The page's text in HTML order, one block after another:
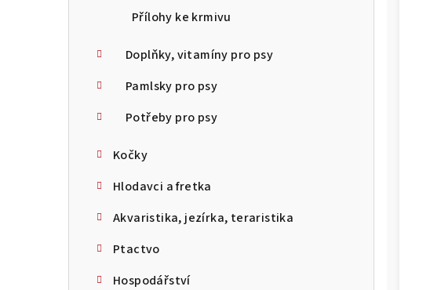
Přílohy ke krmivu
Doplňky, vitamíny pro psy
Pamlsky pro psy
Potřeby pro psy
Kočky
Hlodavci a fretka
Akvaristika, jezírka, teraristika
Ptactvo
Hospodářství